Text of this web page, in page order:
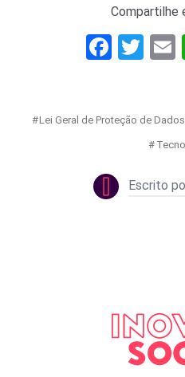
Compartilhe
Lei Geral de Proteção de Dados